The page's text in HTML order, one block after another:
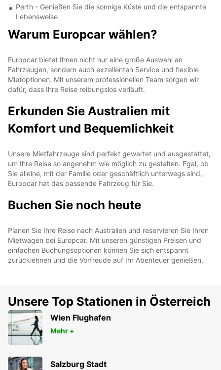
Perth - Genießen Sie die sonnige Küste und die entspannte
Lebensweise
Warum Europcar wählen?
Europcar bietet Ihnen nicht nur eine große Auswahl an
Fahrzeugen, sondern auch exzellenten Service und flexible
Mietoptionen. Mit unserem professionellen Team sorgen wir
dafür, dass Ihre Reise reibungslos verläuft.
Erkunden Sie Australien mit
Komfort und Bequemlichkeit
Unsere Mietfahrzeuge sind perfekt gewartet und ausgestattet,
um Ihre Reise so angenehm wie möglich zu gestalten. Egal, ob
Sie alleine, mit der Familie oder geschäftlich unterwegs sind,
Europcar hat das passende Fahrzeug für Sie.
Buchen Sie noch heute
Planen Sie Ihre Reise nach Australien und reservieren Sie Ihren
Mietwagen bei Europcar. Mit unseren günstigen Preisen und
einfachen Buchungsoptionen können Sie sich entspannt
zurücklehnen und die Vorfreude auf Ihr Abenteuer genießen.
Unsere Top Stationen in Österreich
Wien Flughafen
Mehr +
Salzburg Stadt